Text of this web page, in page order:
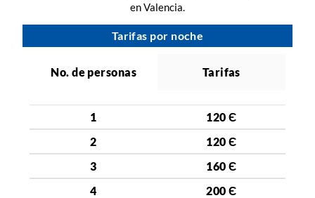
en Valencia.
Tarifas por noche
No. de personas Tarifas
1
2
3
4
120 Є
120 Є
160 Є
200 Є